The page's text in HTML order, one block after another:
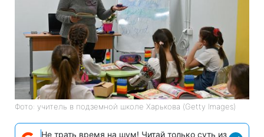
Фото: учитель в подземной школе Харькова (Getty Images)
Не трать время на шум! Читай только суть из